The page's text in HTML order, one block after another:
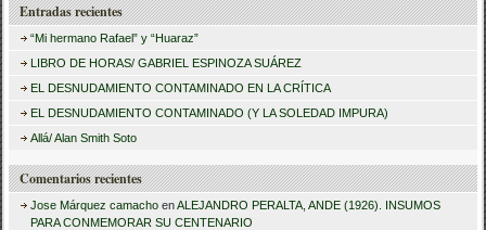
s
r
Entradas recientes
“Mi hermano Rafael” y “Huaraz”
LIBRO DE HORAS/ GABRIEL ESPINOZA SUÁREZ
EL DESNUDAMIENTO CONTAMINADO EN LA CRÍTICA
EL DESNUDAMIENTO CONTAMINADO (Y LA SOLEDAD IMPURA)
Allá/ Alan Smith Soto
Comentarios recientes
Jose Márquez camacho enALEJANDRO PERALTA, ANDE (1926). INSUMOS
PARA CONMEMORAR SU CENTENARIO